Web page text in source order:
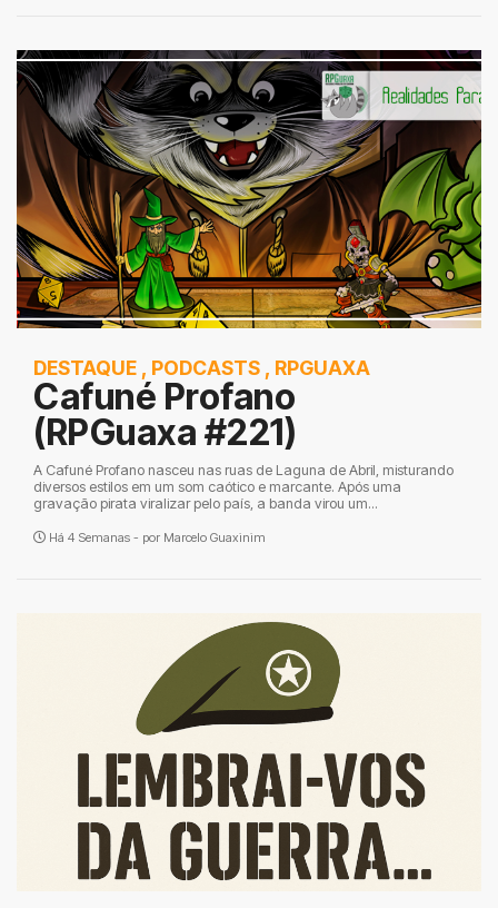
DESTAQUE , PODCASTS , RPGUAXA
Cafuné Profano
(RPGuaxa #221)
A Cafuné Profano nasceu nas ruas de Laguna de Abril, misturando
diversos estilos em um som caótico e marcante. Após uma
gravação pirata viralizar pelo país, a banda virou um...
Há 4 Semanas - por Marcelo Guaxinim